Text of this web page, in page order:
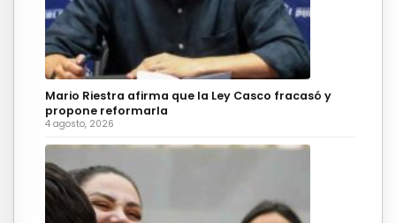
Mario Riestra afirma que la Ley Casco fracasó y
propone reformarla
4 agosto, 2026